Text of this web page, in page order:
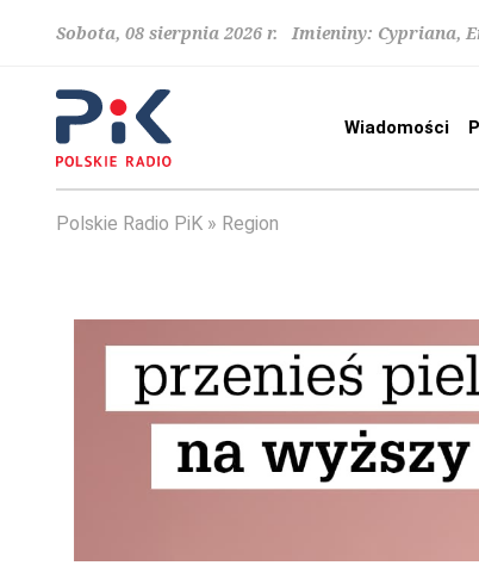
Sobota, 08 sierpnia 2026 r. Imieniny: Cypriana,
Wiadomości
Polskie Radio PiK Region